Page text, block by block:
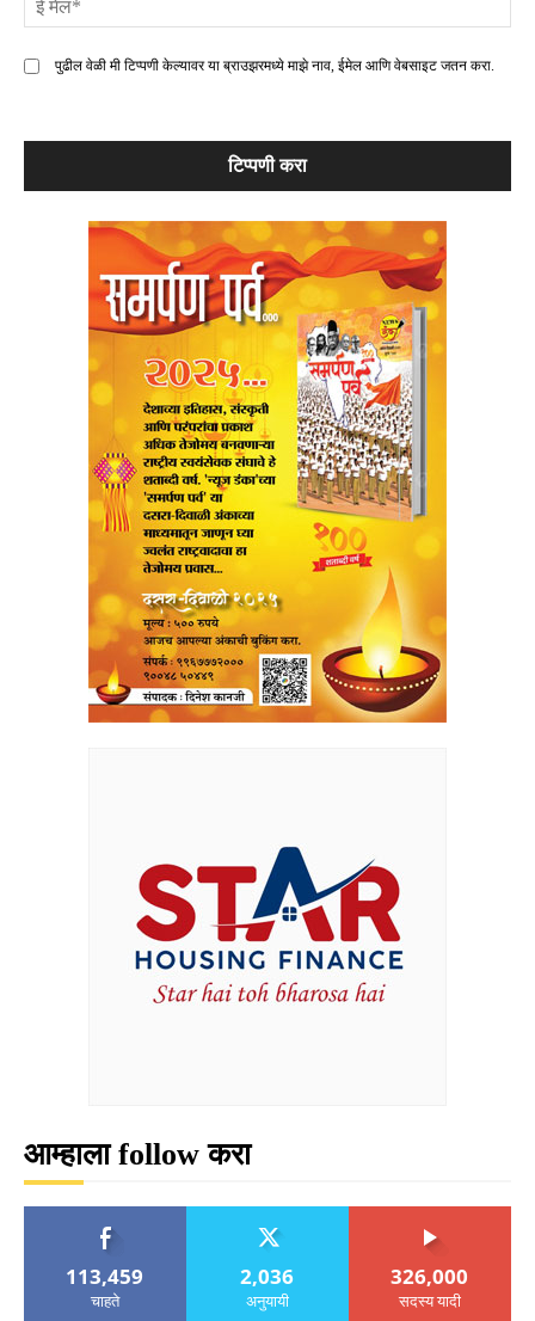
पुढील वेळी मी टिप्पणी केल्यावर या ब्राउझरमध्ये माझे नाव, ईमेल आणि वेबसाइट जतन करा.
आम्हाला follow करा
113,459
चाहते
2,036
अनुयायी
326,000
सदस्य यादी